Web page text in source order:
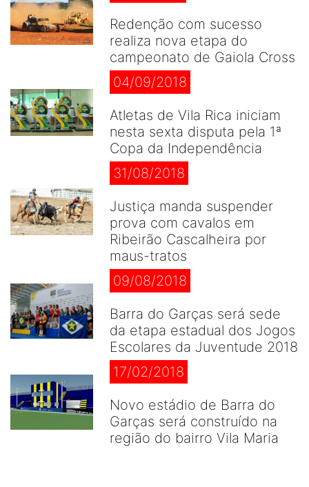
Redenção com sucesso
realiza nova etapa do
campeonato de Gaiola Cross
04/09/2018
Atletas de Vila Rica iniciam
nesta sexta disputa pela 1ª
Copa da Independência
31/08/2018
Justiça manda suspender
prova com cavalos em
Ribeirão Cascalheira por
maus-tratos
09/08/2018
Barra do Garças será sede
da etapa estadual dos Jogos
Escolares da Juventude 2018
17/02/2018
Novo estádio de Barra do
Garças será construído na
região do bairro Vila Maria